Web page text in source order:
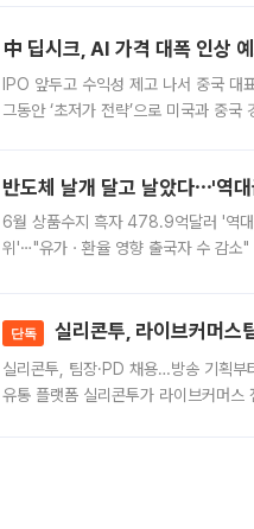
中 딥시크, AI 가격 대폭 인상
IPO 앞두고 수익성 제고 나서 중국
그동안 ‘초저가 전략’으로 미국과 중
반도체 날개 달고 날았다⋯'역
6월 상품수지 흑자 478.9억달러 '역
위'⋯"유가ㆍ환율 영향 출국자 수 감소"
단독 실리콘투, 라이브커머스
실리콘투, 팀장·PD 채용…방송 기획부
유통 플랫폼 실리콘투가 라이브커머스